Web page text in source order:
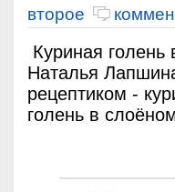
второе
Куриная голень
Наталья
рецептиком -
голень в